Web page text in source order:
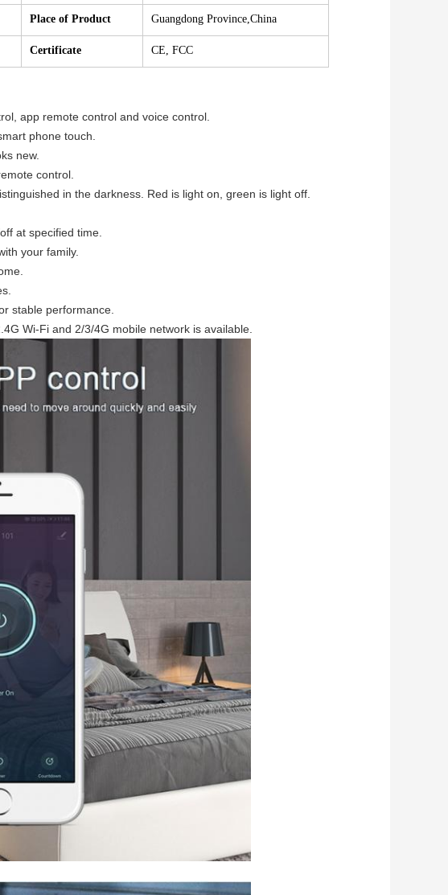
Place of Product Guangdong Province,China
Certificate CE, FCC
app remote control and voice control.
phone touch.
new.
control.
in the darkness. Red is light on, green is light off.
at specified time.
your family.
stable performance.
Wi-Fi and 2/3/4G mobile network is available.